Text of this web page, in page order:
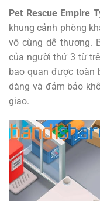
Pet Rescue Empire
khung cảnh phòng
vô cùng dễ thương.
của người thứ 3 từ
bao quan được toàn
dàng và đảm bảo
giao.